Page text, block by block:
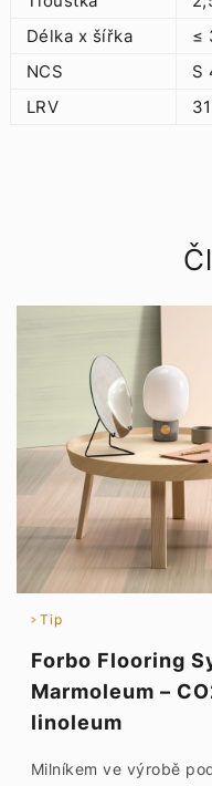
Délka x šířka
≤
NCS
S
LRV
Tip
Forbo Flooring
Marmoleum –
linoleum
Milníkem ve výrobě